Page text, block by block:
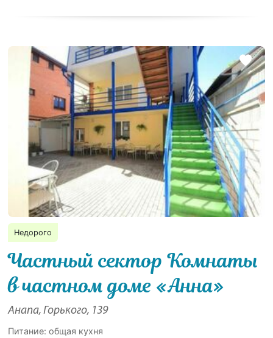
Недорого
Частный сектор Комнаты
в частном доме «Анна»
Анапа, Горького, 139
Питание: общая кухня